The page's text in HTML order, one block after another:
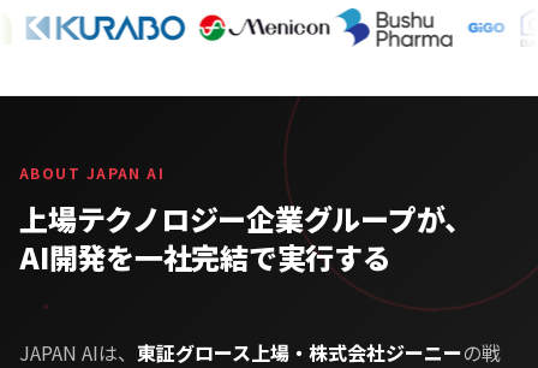
ABOUT JAPAN AI
上場テクノロジー企業グループが、
AI開発を一社完結で実行する
JAPAN AIは、 東証グロース上場・株式会社ジーニーの戦